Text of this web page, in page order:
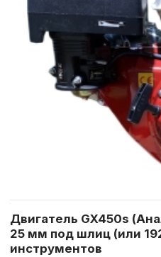
Двигатель GX450s
25 мм под шлиц (или
инструментов